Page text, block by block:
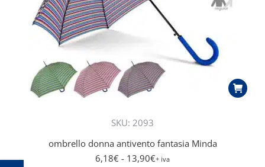
SKU: 2093
ombrello donna antivento fantasia Minda
6,18€ - 13,90€+ iva